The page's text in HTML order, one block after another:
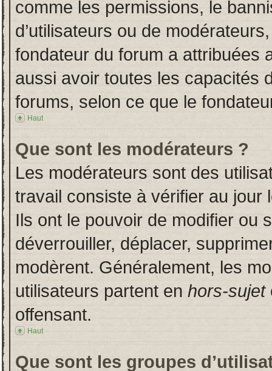
comme les permissions, le
d’utilisateurs ou de
fondateur du forum a attribuées
aussi avoir toutes les capacités
forums, selon ce que le
Haut
Que sont les modérateurs ?
Les modérateurs sont des
travail consiste à vérifier au jour
Ils ont le pouvoir de modifier ou
déverrouiller, déplacer,
modèrent. Généralement, les
utilisateurs partent en hors-sujet
offensant.
Haut
Que sont les groupes